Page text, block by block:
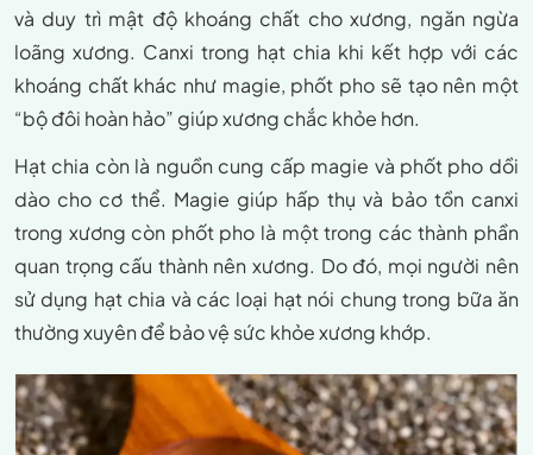
và duy trì mật độ khoáng chất cho xương, ngăn ngừa
loãng xương. Canxi trong hạt chia khi kết hợp với các
khoáng chất khác như magie, phốt pho sẽ tạo nên một
“bộ đôi hoàn hảo” giúp xương chắc khỏe hơn.
Hạt chia còn là nguồn cung cấp magie và phốt pho dồi
dào cho cơ thể. Magie giúp hấp thụ và bảo tồn canxi
trong xương còn phốt pho là một trong các thành phần
quan trọng cấu thành nên xương. Do đó, mọi người nên
sử dụng hạt chia và các loại hạt nói chung trong bữa ăn
thường xuyên để bảo vệ sức khỏe xương khớp.